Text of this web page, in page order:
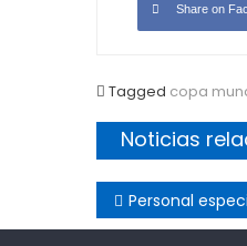
Share on
Tagged copa
Noticias
PostPersonal especializado de Air-e Intervenida,